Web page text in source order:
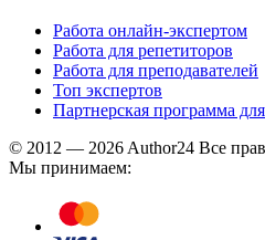
Работа онлайн-экспертом
Работа для репетиторов
Работа для преподавателей
Топ экспертов
Партнерская программа
© 2012 — 2026 Author24 Все
Мы принимаем: